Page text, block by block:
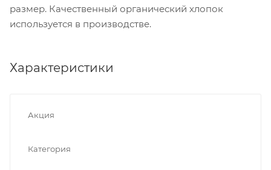
размер. Качественный органический хлопок
используется в производстве.
Характеристики
Акция
Категория